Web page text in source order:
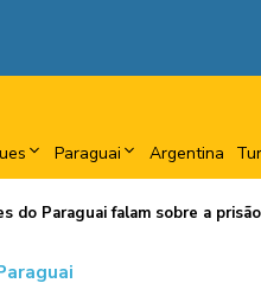
Paraguai Argentina
do Paraguai falam sobre a